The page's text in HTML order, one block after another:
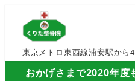
東京メトロ東西線浦安駅から
おかげさまで2020年